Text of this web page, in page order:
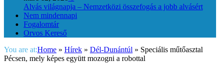
Alvás világnapja – Nemzetközi összefogás a jobb alvásért
Nem mindennapi
Fogalomtár
Orvos Kereső
You are at:Home » Hírek » Dél-Dunántúl » Speciális műtőasztal
Pécsen, mely képes együtt mozogni a robottal